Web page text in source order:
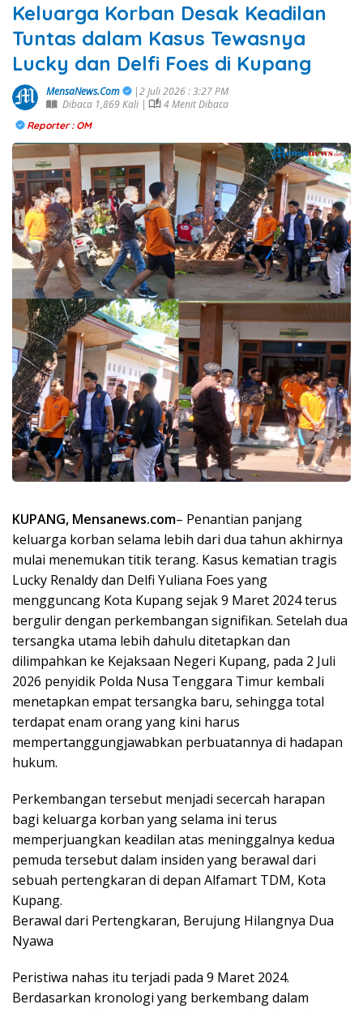
Keluarga Korban Desak Keadilan
Tuntas dalam Kasus Tewasnya
Lucky dan Delfi Foes di Kupang
MensaNews.Com
|2 Juli 2026 : 3:27 PM
Dibaca 1,869 Kali |
4 Menit Dibaca
Reporter : OM
KUPANG, Mensanews.com– Penantian panjang
keluarga korban selama lebih dari dua tahun akhirnya
mulai menemukan titik terang. Kasus kematian tragis
Lucky Renaldy dan Delfi Yuliana Foes yang
mengguncang Kota Kupang sejak 9 Maret 2024 terus
bergulir dengan perkembangan signifikan. Setelah dua
tersangka utama lebih dahulu ditetapkan dan
dilimpahkan ke Kejaksaan Negeri Kupang, pada 2 Juli
2026 penyidik Polda Nusa Tenggara Timur kembali
menetapkan empat tersangka baru, sehingga total
terdapat enam orang yang kini harus
mempertanggungjawabkan perbuatannya di hadapan
hukum.
Perkembangan tersebut menjadi secercah harapan
bagi keluarga korban yang selama ini terus
memperjuangkan keadilan atas meninggalnya kedua
pemuda tersebut dalam insiden yang berawal dari
sebuah pertengkaran di depan Alfamart TDM, Kota
Kupang.
Berawal dari Pertengkaran, Berujung Hilangnya Dua
Nyawa
Peristiwa nahas itu terjadi pada 9 Maret 2024.
Berdasarkan kronologi yang berkembang dalam